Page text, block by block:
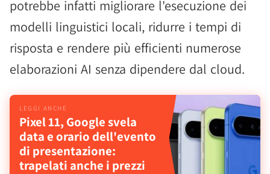
potrebbe infatti migliorare l'esecuzione dei
modelli linguistici locali, ridurre i tempi di
risposta e rendere più efficienti numerose
elaborazioni AI senza dipendere dal cloud.
Pixel 11, Google svela
data e orario dell'evento
di presentazione:
trapelati anche i prezzi